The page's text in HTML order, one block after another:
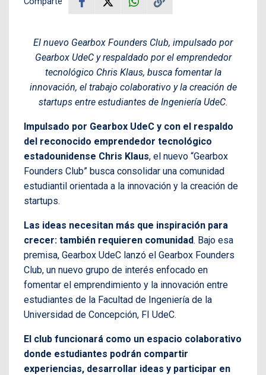
El nuevo Gearbox Founders Club, impulsado por
Gearbox UdeC y respaldado por el emprendedor
tecnológico Chris Klaus, busca fomentar la
innovación, el trabajo colaborativo y la creación de
startups entre estudiantes de Ingeniería UdeC.
Impulsado por Gearbox UdeC y con el respaldo
del reconocido emprendedor tecnológico
estadounidense Chris Klaus, el nuevo “Gearbox
Founders Club” busca consolidar una comunidad
estudiantil orientada a la innovación y la creación de
startups.
Las ideas necesitan más que inspiración para
crecer: también requieren comunidad. Bajo esa
premisa, Gearbox UdeC lanzó el Gearbox Founders
Club, un nuevo grupo de interés enfocado en
fomentar el emprendimiento y la innovación entre
estudiantes de la Facultad de Ingeniería de la
Universidad de Concepción, FI UdeC.
El club funcionará como un espacio colaborativo
donde estudiantes podrán compartir
experiencias, desarrollar ideas y participar en